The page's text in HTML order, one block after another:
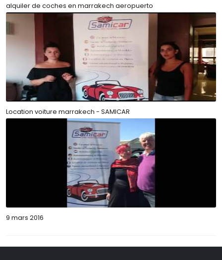
alquiler de coches en marrakech aeropuerto
Location voiture marrakech - SAMICAR
9 mars 2016